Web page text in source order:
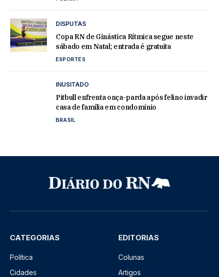
DISPUTAS
Copa RN de Ginástica Rítmica segue neste
sábado em Natal; entrada é gratuita
ESPORTES
INUSITADO
Pitbull enfrenta onça-parda após felino invadir
casa de família em condomínio
BRASIL
CATEGORIAS
Política
Cidades
EDITORIAS
Colunas
Artigos